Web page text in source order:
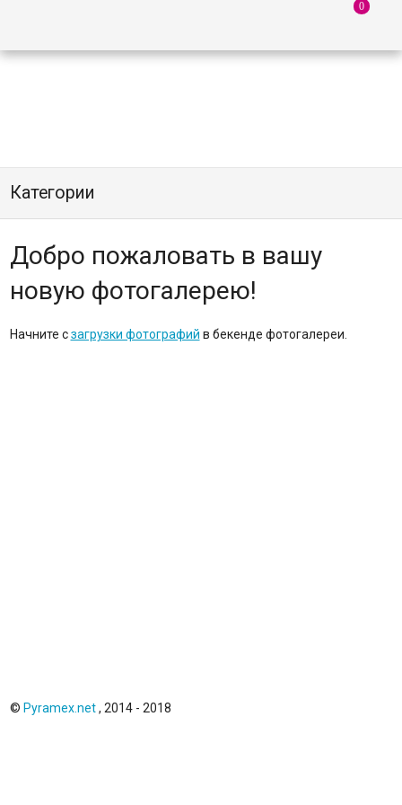
Категории
Добро пожаловать в вашу
новую фотогалерею!
Начните сзагрузки фотографий в бекенде фотогалереи.
© Pyramex.net, 2014 - 2018